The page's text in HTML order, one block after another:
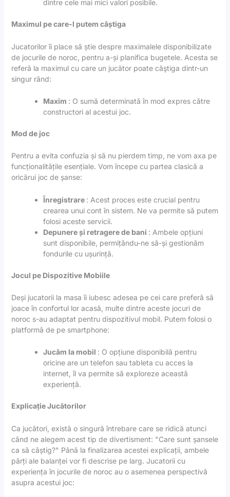
dintre cele mai mici valori posibile.
Maximul pe care-l putem câștiga
Jucatorilor îi place să știe despre maximalele disponibilizate
de jocurile de noroc, pentru a-și planifica bugetele. Acesta se
referă la maximul cu care un jucător poate câştiga dintr-un
singur rând:
Maxim : O sumă determinată în mod expres către
constructori al acestui joc.
Mod de joc
Pentru a evita confuzia și să nu pierdem timp, ne vom axa pe
funcționalitățile esențiale. Vom începe cu partea clasică a
oricărui joc de șanse:
Înregistrare : Acest proces este crucial pentru
crearea unui cont în sistem. Ne va permite să putem
folosi aceste servicii.
Depunere și retragere de bani : Ambele opțiuni
sunt disponibile, permițându-ne să-și gestionăm
fondurile cu ușurință.
Jocul pe Dispozitive Mobiile
Deși jucatorii la masa îi iubesc adesea pe cei care preferă să
joace în confortul lor acasă, multe dintre aceste jocuri de
noroc s-au adaptat pentru dispozitivul mobil. Putem folosi o
platformă de pe smartphone:
Jucăm la mobil : O opțiune disponibilă pentru
oricine are un telefon sau tableta cu acces la
internet, îl va permite să exploreze această
experiență.
Explicație Jucătorilor
Ca jucători, există o singură întrebare care se ridică atunci
când ne alegem acest tip de divertisment: "Care sunt șansele
ca să câștig?" Până la finalizarea acestei explicații, ambele
părți ale balanței vor fi descrise pe larg. Jucatorii cu
experiența în jocurile de noroc au o asemenea perspectivă
asupra acestui joc: